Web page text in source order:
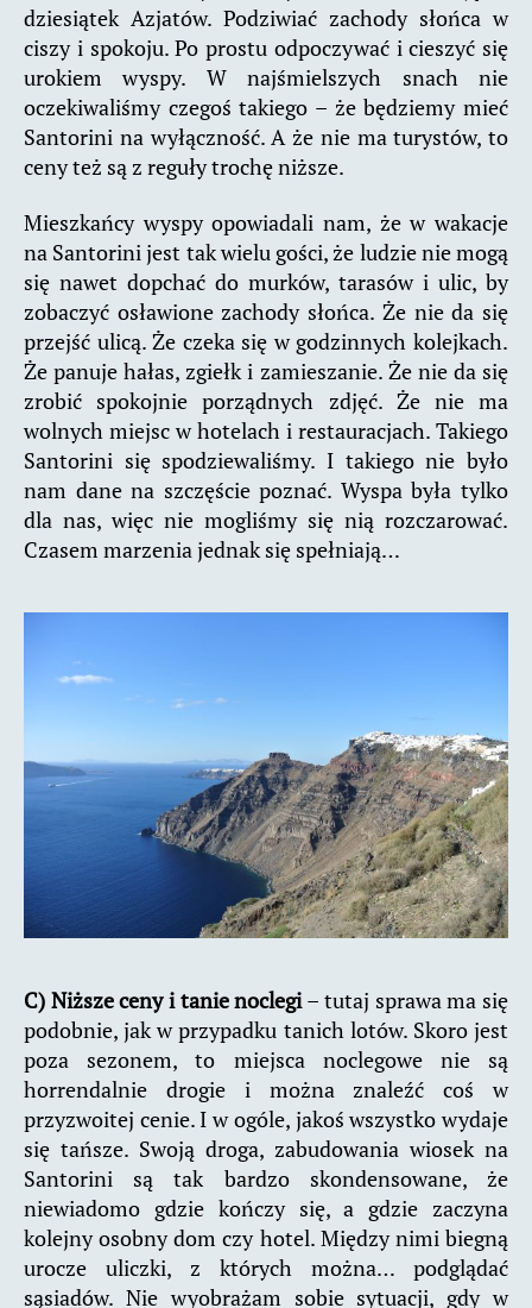
dziesiątek Azjatów. Podziwiać zachody słońca w
ciszy i spokoju. Po prostu odpoczywać i cieszyć się
urokiem wyspy. W najśmielszych snach nie
oczekiwaliśmy czegoś takiego – że będziemy mieć
Santorini na wyłączność. A że nie ma turystów, to
ceny też są z reguły trochę niższe.
Mieszkańcy wyspy opowiadali nam, że w wakacje
na Santorini jest tak wielu gości, że ludzie nie mogą
się nawet dopchać do murków, tarasów i ulic, by
zobaczyć osławione zachody słońca. Że nie da się
przejść ulicą. Że czeka się w godzinnych kolejkach.
Że panuje hałas, zgiełk i zamieszanie. Że nie da się
zrobić spokojnie porządnych zdjęć. Że nie ma
wolnych miejsc w hotelach i restauracjach. Takiego
Santorini się spodziewaliśmy. I takiego nie było
nam dane na szczęście poznać. Wyspa była tylko
dla nas, więc nie mogliśmy się nią rozczarować.
Czasem marzenia jednak się spełniają…
C) Niższe ceny i tanie noclegi – tutaj sprawa ma się
podobnie, jak w przypadku tanich lotów. Skoro jest
poza sezonem, to miejsca noclegowe nie są
horrendalnie drogie i można znaleźć coś w
przyzwoitej cenie. I w ogóle, jakoś wszystko wydaje
się tańsze. Swoją droga, zabudowania wiosek na
Santorini są tak bardzo skondensowane, że
niewiadomo gdzie kończy się, a gdzie zaczyna
kolejny osobny dom czy hotel. Między nimi biegną
urocze uliczki, z których można… podglądać
sąsiadów. Nie wyobrażam sobie sytuacji, gdy w